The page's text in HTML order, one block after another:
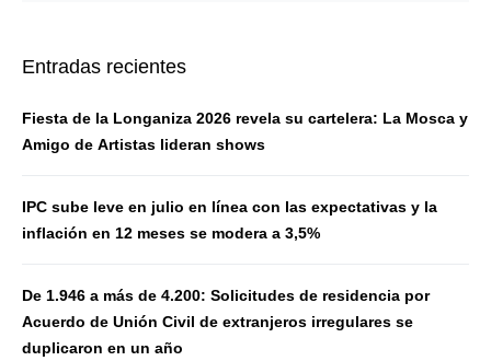
Entradas recientes
Fiesta de la Longaniza 2026 revela su cartelera: La Mosca y
Amigo de Artistas lideran shows
IPC sube leve en julio en línea con las expectativas y la
inflación en 12 meses se modera a 3,5%
De 1.946 a más de 4.200: Solicitudes de residencia por
Acuerdo de Unión Civil de extranjeros irregulares se
duplicaron en un año